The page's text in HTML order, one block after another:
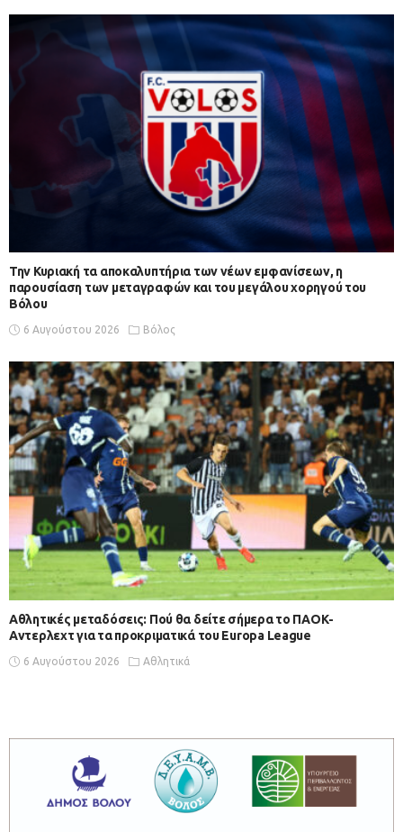
Την Κυριακή τα αποκαλυπτήρια των νέων εμφανίσεων, η
παρουσίαση των μεταγραφών και του μεγάλου χορηγού του
Βόλου
6 Αυγούστου 2026 Βόλος
Αθλητικές μεταδόσεις: Πού θα δείτε σήμερα το ΠΑΟΚ-
Αντερλεχτ για τα προκριματικά του Europa League
6 Αυγούστου 2026 Αθλητικά